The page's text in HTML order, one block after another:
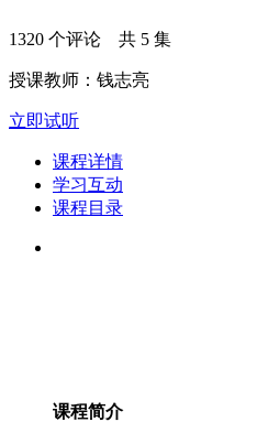
1320 个评论 共 5 集
授课教师：钱志亮
立即试听
课程详情
学习互动
课程目录
课程简介